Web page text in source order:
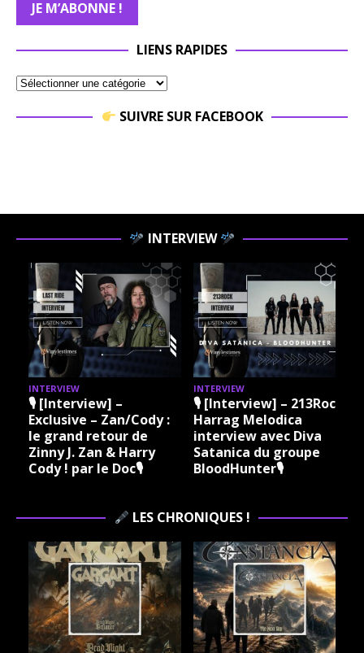
LIENS RAPIDES
SUIVRE SUR FACEBOOK
INTERVIEW
INTERVIEW
🎙 [Interview] –
Exclusive – Zan/Cody :
le grand retour de
Zinny J. Zan & Harry
Cody ! par le Doc🎙
INTERVIEW
🎙 [Interview] – 213Rock
Harrag Melodica
interview avec Diva
Satanica du groupe
BloodHunter🎙
LES CHRONIQUES !